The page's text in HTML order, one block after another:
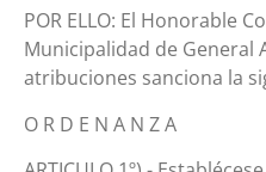
POR ELLO: El Honorable
Municipalidad de General
atribuciones sanciona la
O R D E N A N Z A